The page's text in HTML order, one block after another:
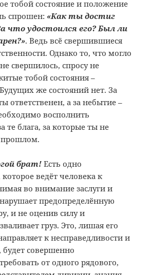
тобой состояние и положение
спрошен: «Как ты достиг
что удостоился его? Был ли
. Ведь всё свершившиеся
Однако то, что могло
свершилось, спросу не
тобой состояния –
же состояний нет. За
ответственен, а за небытие –
восполнить
те блага, за которые ты не
прошлом.
брат! Есть одно
которое ведёт человека к
во внимание заслуги и
предопределённую
и не оценив силу и
груз. Это, лишая его
к несправедливости и
совершенно
от одного рядового,